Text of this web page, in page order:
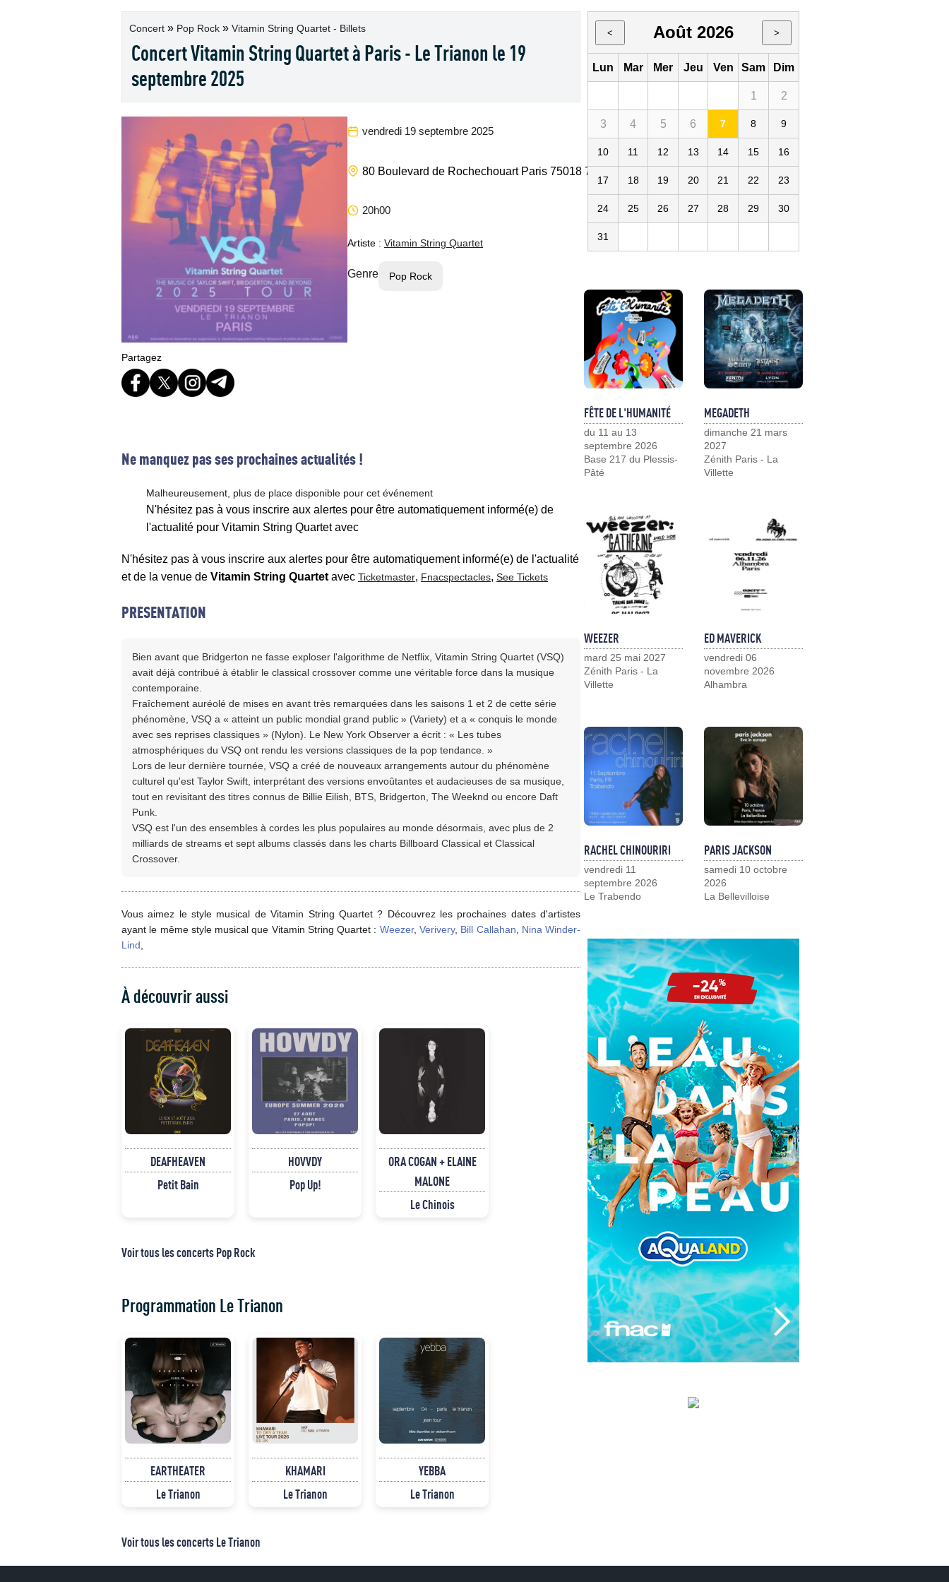
Concert » Pop Rock » Vitamin String Quartet - Billets
Concert Vitamin String Quartet à Paris - Le Trianon le 19
septembre 2025
vendredi 19 septembre 2025
80 Boulevard de Rochechouart Paris 75018 75 Le Trianon
20h00
Artiste : Vitamin String Quartet
Genre Pop Rock
Partagez
Ne manquez pas ses prochaines actualités !
Malheureusement, plus de place disponible pour cet événement
N'hésitez pas à vous inscrire aux alertes pour être automatiquement informé(e) de
l'actualité pour Vitamin String Quartet avec
N'hésitez pas à vous inscrire aux alertes pour être automatiquement informé(e) de l'actualité
et de la venue de Vitamin String Quartet avec Ticketmaster, Fnacspectacles, See Tickets
PRESENTATION
Bien avant que Bridgerton ne fasse exploser l'algorithme de Netflix, Vitamin String Quartet (VSQ)
avait déjà contribué à établir le classical crossover comme une véritable force dans la musique
contemporaine.
Fraîchement auréolé de mises en avant très remarquées dans les saisons 1 et 2 de cette série
phénomène, VSQ a « atteint un public mondial grand public » (Variety) et a « conquis le monde
avec ses reprises classiques » (Nylon). Le New York Observer a écrit : « Les tubes
atmosphériques du VSQ ont rendu les versions classiques de la pop tendance. »
Lors de leur dernière tournée, VSQ a créé de nouveaux arrangements autour du phénomène
culturel qu'est Taylor Swift, interprétant des versions envoûtantes et audacieuses de sa musique,
tout en revisitant des titres connus de Billie Eilish, BTS, Bridgerton, The Weeknd ou encore Daft
Punk.
VSQ est l'un des ensembles à cordes les plus populaires au monde désormais, avec plus de 2
milliards de streams et sept albums classés dans les charts Billboard Classical et Classical
Crossover.
Vous aimez le style musical de Vitamin String Quartet ? Découvrez les prochaines dates d'artistes
ayant le même style musical que Vitamin String Quartet : Weezer, Verivery, Bill Callahan
Nina Winder-
Lind
À découvrir aussi
DEAFHEAVEN
Petit Bain
HOVVDY
Pop Up!
ORA COGAN + ELAINE
MALONE
Le Chinois
Voir tous les concerts Pop Rock
Programmation Le Trianon
EARTHEATER
Le Trianon
KHAMARI
Le Trianon
YEBBA
Le Trianon
Voir tous les concerts Le Trianon
< Août 2026 >
Lun Mar Mer Jeu Ven Sam Dim
1 2
3 4 5 6 7 8 9
10 11 12 13 14 15 16
17 18 19 20 21 22 23
24 25 26 27 28 29 30
31
FÊTE DE L'HUMANITÉ
du 11 au 13
septembre 2026
Base 217 du Plessis-
Pâté
MEGADETH
dimanche 21 mars
2027
Zénith Paris - La
Villette
WEEZER
mard 25 mai 2027
Zénith Paris - La
Villette
ED MAVERICK
vendredi 06
novembre 2026
Alhambra
RACHEL CHINOURIRI
vendredi 11
septembre 2026
Le Trabendo
PARIS JACKSON
samedi 10 octobre
2026
La Bellevilloise